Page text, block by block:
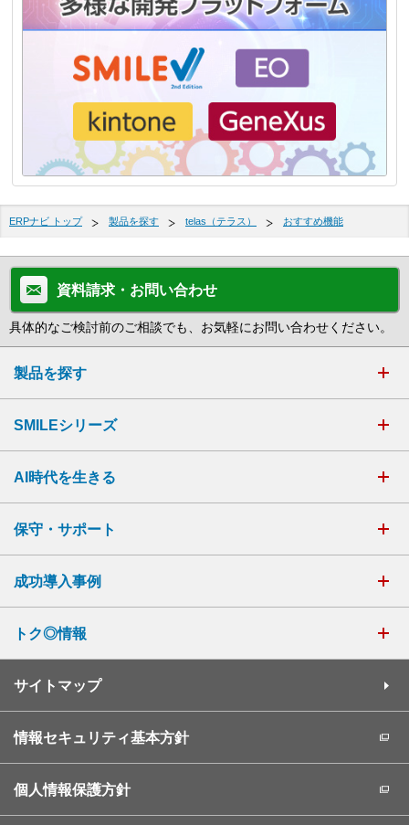
ERPナビ トップ 製品を探す telas（テラス） おすすめ機能
資料請求・お問い合わせ
具体的なご検討前のご相談でも、お気軽にお問い合わせください。
製品を探す
SMILEシリーズ
AI時代を生きる
保守・サポート
成功導入事例
トク◎情報
サイトマップ
情報セキュリティ基本方針
個人情報保護方針